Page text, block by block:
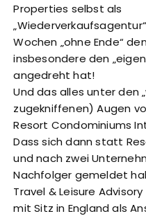
Properties selbst als
Wochen „ohne Ende“
insbesondere den
angedreht hat!
Und das alles unter den
zugekniffenen) Augen
Resort Condominiums
Dass sich dann statt
und nach zwei
Nachfolger gemeldet
Travel & Leisure
mit Sitz in England als